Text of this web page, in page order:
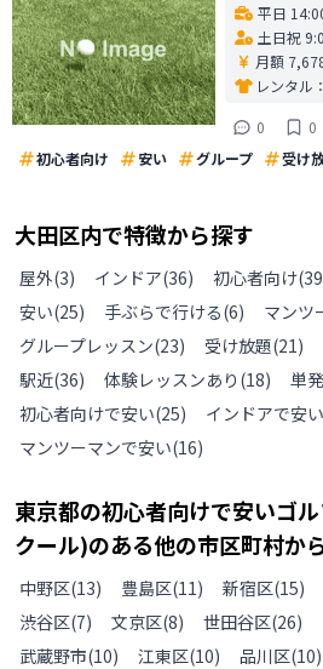
平日
土日祝
月額
レンタル：
0
0
初心者向け
安い グループ 受け
大田区内で特徴から探す
屋外(3) インドア(36) 初心者向け(39
安い(25) 手ぶらで行ける(6) マンツ
グループレッスン(23) 受け放題(21)
駅近(36) 体験レッスンあり (18) 単
初心者向けで安い(25) インドアで安い
マンツーマンで安い(16)
東京都の初心者向けで安いゴ
クール)のある他の市区町村か
中野区(13) 豊島区(11) 新宿区(15)
渋谷区(7) 文京区(8) 世田谷区(26)
武蔵野市(10) 江東区(10) 品川区(10)